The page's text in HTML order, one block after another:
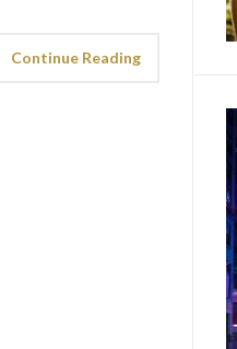
Continue Reading